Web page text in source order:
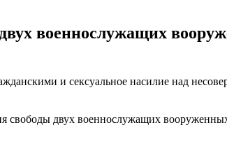
военнослужащих
и сексуальное насилие над
свободы двух военнослужащих